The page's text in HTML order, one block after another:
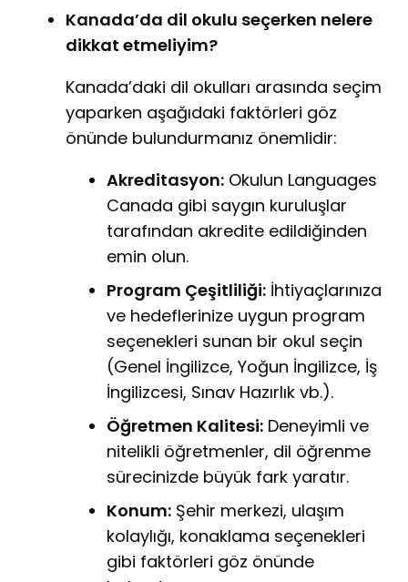
Kanada’da dil okulu seçerken nelere
dikkat etmeliyim?
Kanada’daki dil okulları arasında seçim
yaparken aşağıdaki faktörleri göz
önünde bulundurmanız önemlidir:
Akreditasyon: Okulun Languages
Canada gibi saygın kuruluşlar
tarafından akredite edildiğinden
emin olun.
Program Çeşitliliği: İhtiyaçlarınıza
ve hedeflerinize uygun program
seçenekleri sunan bir okul seçin
(Genel İngilizce, Yoğun İngilizce, İş
İngilizcesi, Sınav Hazırlık vb.).
Öğretmen Kalitesi: Deneyimli ve
nitelikli öğretmenler, dil öğrenme
sürecinizde büyük fark yaratır.
Konum: Şehir merkezi, ulaşım
kolaylığı, konaklama seçenekleri
gibi faktörleri göz önünde